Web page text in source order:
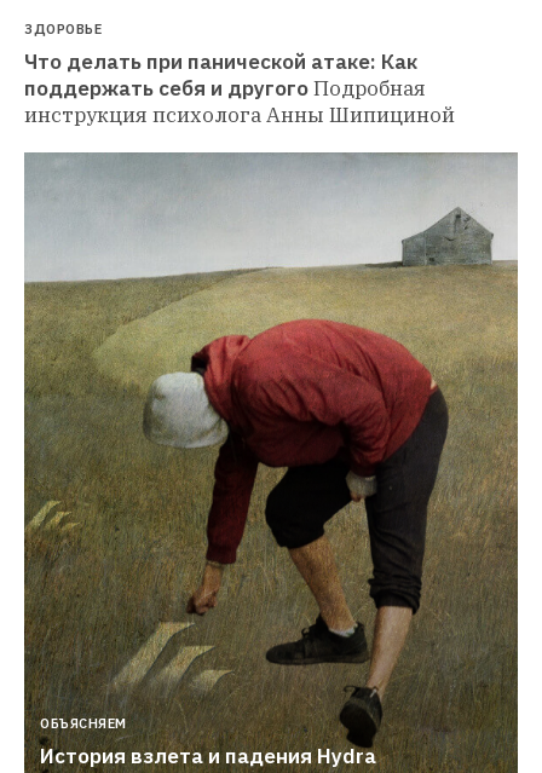
ЗДОРОВЬЕ
Что делать при панической атаке: Как
поддержать себя и другогоПодробная
инструкция психолога Анны Шипициной
ОБЪЯСНЯЕМ
История взлета и падения Hydra